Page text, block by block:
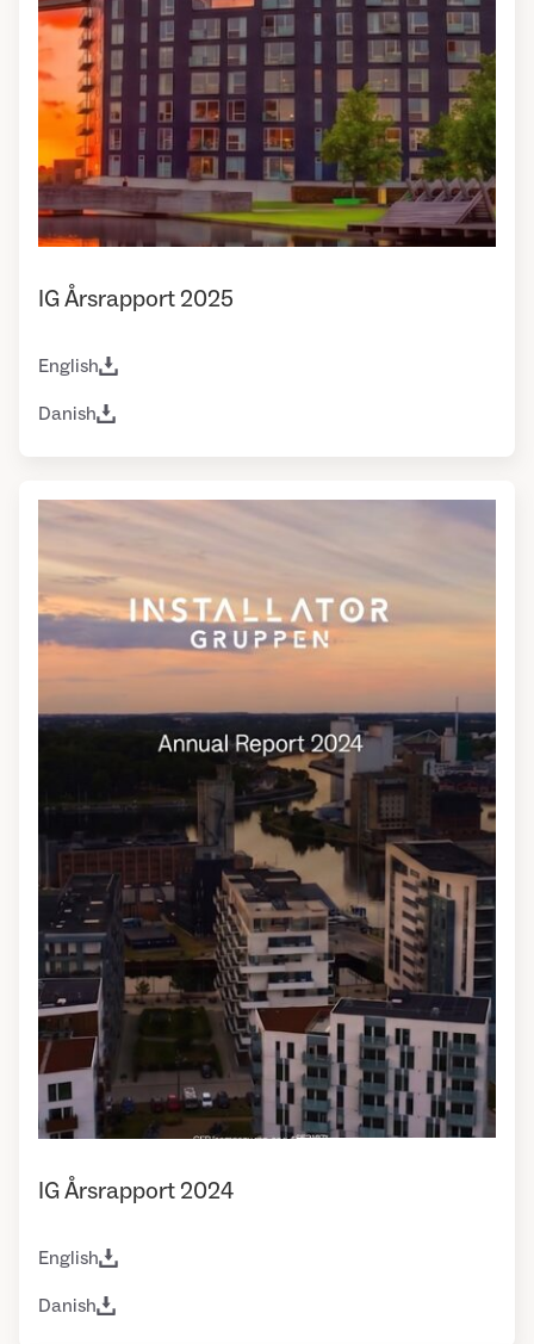
IG Årsrapport 2025
English
Danish
IG Årsrapport 2024
English
Danish